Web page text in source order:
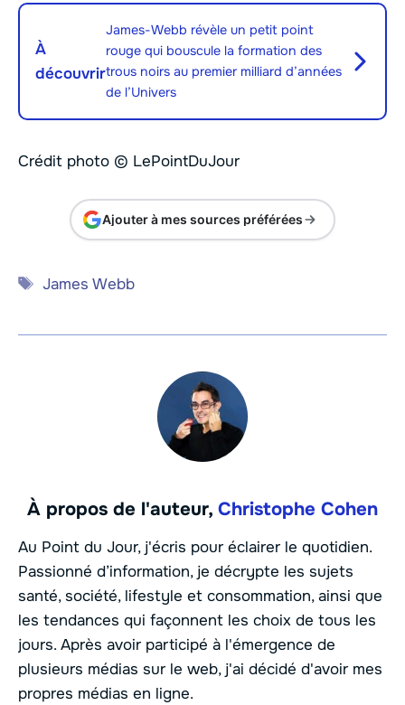
À
découvrir
James-Webb révèle un petit point
rouge qui bouscule la formation des
trous noirs au premier milliard d’années
de l’Univers
Crédit photo © LePointDuJour
Ajouter à mes sources préférées
Étiquettes
James Webb
À propos de l'auteur, Christophe Cohen
Au Point du Jour, j'écris pour éclairer le quotidien.
Passionné d’information, je décrypte les sujets
santé, société, lifestyle et consommation, ainsi que
les tendances qui façonnent les choix de tous les
jours. Après avoir participé à l'émergence de
plusieurs médias sur le web, j'ai décidé d'avoir mes
propres médias en ligne.